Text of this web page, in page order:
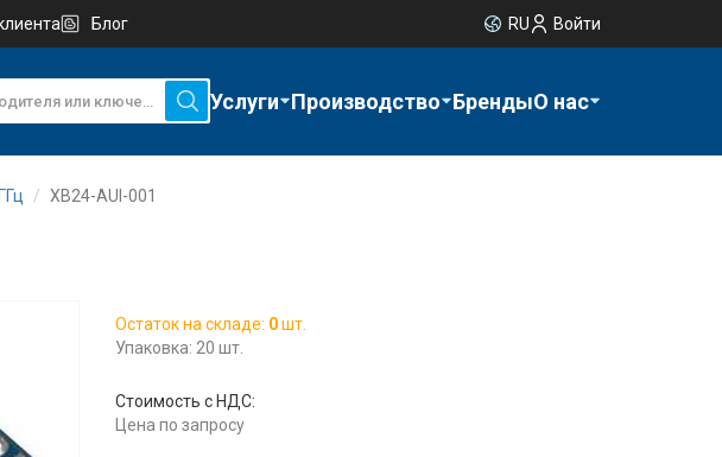
Блог RU Войти
Услуги Производство БрендыО нас
XB24-AUI-001
Остаток на складе: 0шт.
Упаковка: 20 шт.
Стоимость с НДС:
Цена по запросу